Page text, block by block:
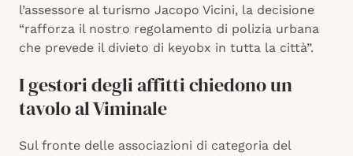
l’assessore al turismo Jacopo Vicini, la decisione
“rafforza il nostro regolamento di polizia urbana
che prevede il divieto di keyobx in tutta la città”.
I gestori degli affitti chiedono un
tavolo al Viminale
Sul fronte delle associazioni di categoria del